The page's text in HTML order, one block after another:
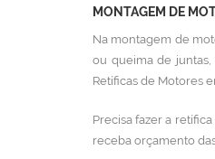
MONTAGEM DE
Na montagem de
ou queima de
Retíficas de Motores
Precisa fazer a
receba orçamento